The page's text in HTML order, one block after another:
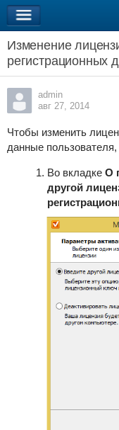
Изменение
регистрационных
admin
авг 27, 2014
Чтобы изменить
данные
Во вкладке О
другой